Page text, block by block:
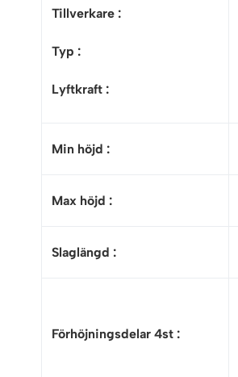
Tillverkare :
Typ :
Lyftkraft :
Min höjd :
Max höjd :
Slaglängd :
Förhöjningsdelar 4st :